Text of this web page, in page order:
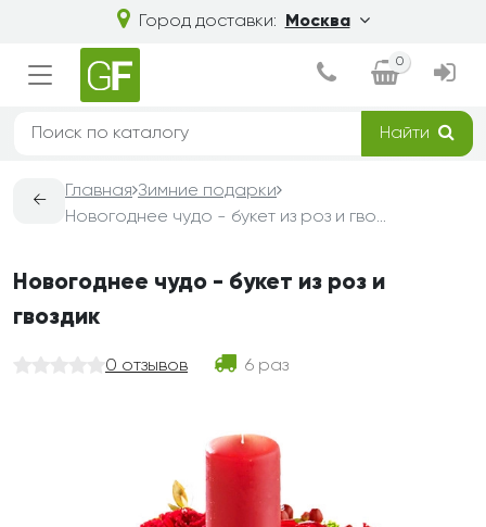
Город доставки: Москва
0
Найти
←
Главная Зимние подарки
Новогоднее чудо - букет из роз и гвоздик
Новогоднее чудо - букет из роз и
гвоздик
0 отзывов 6 раз